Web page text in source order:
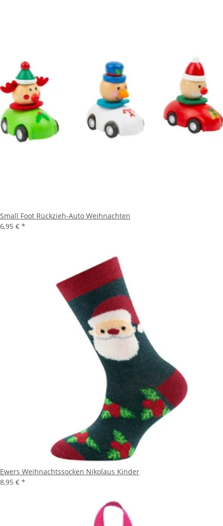
Small Foot Rückzieh-Auto Weihnachten
6,95 € *
Ewers Weihnachtssocken Nikolaus Kinder
8,95 € *